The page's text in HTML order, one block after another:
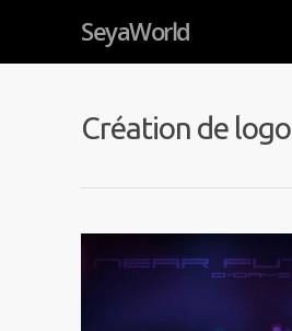
SeyaWorld
Création de logo